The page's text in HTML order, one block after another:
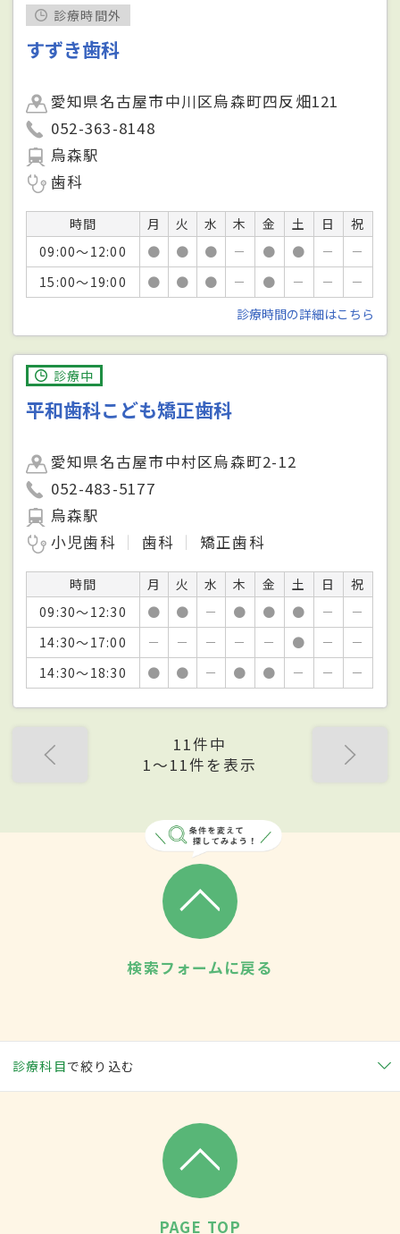
診療時間外
すずき歯科
愛知県名古屋市中川区烏森町四反畑121
052-363-8148
烏森駅
歯科
時間 月 火 水 木 金 土 日
祝
09:00～12:00
● ● ● － ● ● －
－
15:00～19:00
● ● ● － ● － －
－
診療時間の詳細はこちら
診療中
平和歯科こども矯正歯科
愛知県名古屋市中村区烏森町2-12
052-483-5177
烏森駅
小児歯科
歯科 矯正歯科
時間 月 火 水 木 金 土 日
祝
09:30～12:30
● ● － ● ● ● －
－
14:30～17:00
－ － － － － ● －
－
14:30～18:30
● ● － ● ● － － －
11件中
1〜11件を表示
検索フォームに戻る
診療科目で絞り込む
PAGE TOP